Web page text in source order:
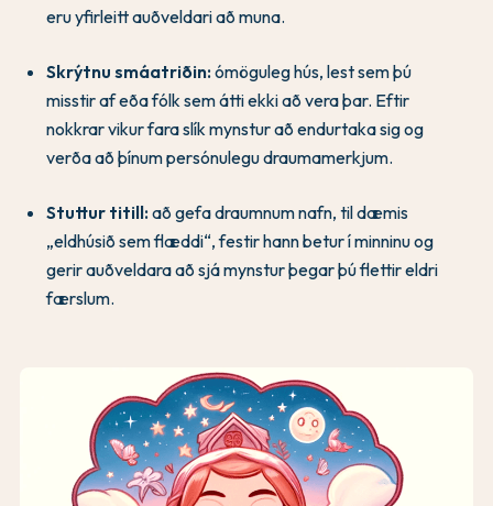
eru yfirleitt auðveldari að muna.
Skrýtnu smáatriðin:ómöguleg hús, lest sem þú
misstir af eða fólk sem átti ekki að vera þar. Eftir
nokkrar vikur fara slík mynstur að endurtaka sig og
verða að þínum persónulegu draumamerkjum.
Stuttur titill:að gefa draumnum nafn, til dæmis
„eldhúsið sem flæddi“, festir hann betur í minninu og
gerir auðveldara að sjá mynstur þegar þú flettir eldri
færslum.